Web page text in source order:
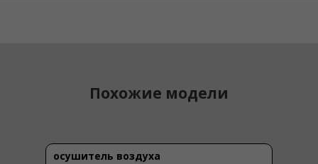
Похожие модели
осушитель воздуха